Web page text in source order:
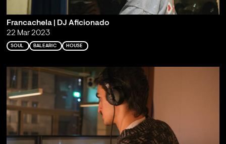
Francachela | DJ Aficionado
22 Mar 2023
SOUL BALEARIC HOUSE